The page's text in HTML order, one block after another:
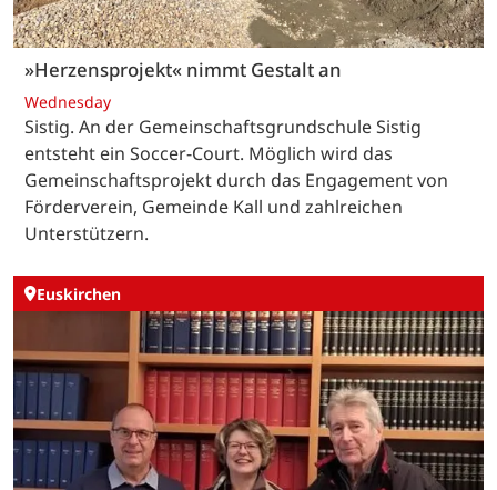
»Herzensprojekt« nimmt Gestalt an
Wednesday
Sistig. An der Gemeinschaftsgrundschule Sistig
entsteht ein Soccer-Court. Möglich wird das
Gemeinschaftsprojekt durch das Engagement von
Förderverein, Gemeinde Kall und zahlreichen
Unterstützern.
Euskirchen